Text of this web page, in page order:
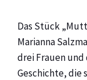
Das Stück
Marianna
drei Frauen
Geschichte, die